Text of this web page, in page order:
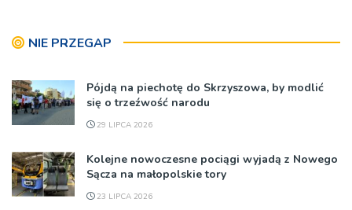
NIE PRZEGAP
Pójdą na piechotę do Skrzyszowa, by modlić
się o trzeźwość narodu
29 LIPCA 2026
Kolejne nowoczesne pociągi wyjadą z Nowego
Sącza na małopolskie tory
23 LIPCA 2026